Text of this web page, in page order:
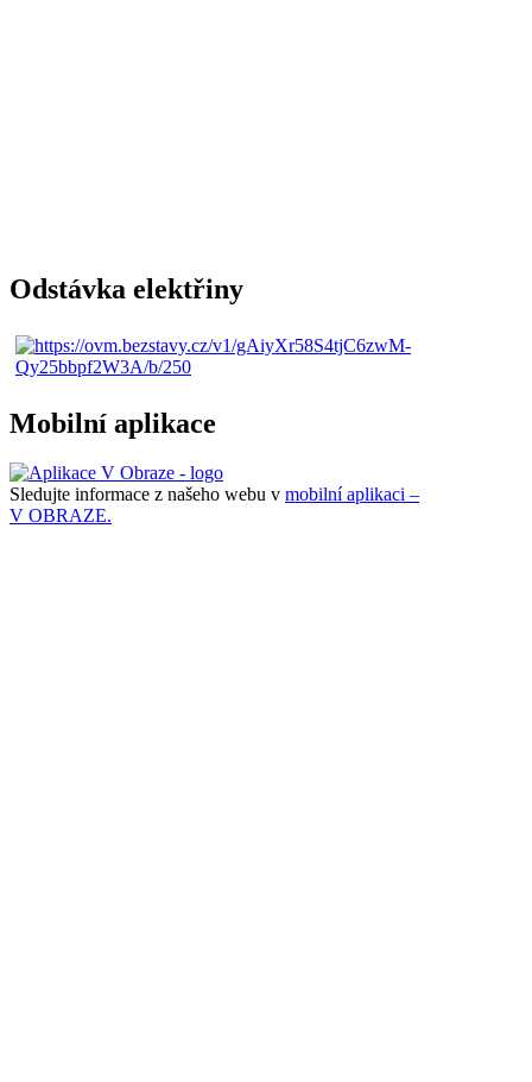
Odstávka elektřiny
Mobilní aplikace
Sledujte informace z našeho webu v mobilní aplikaci –
V OBRAZE.